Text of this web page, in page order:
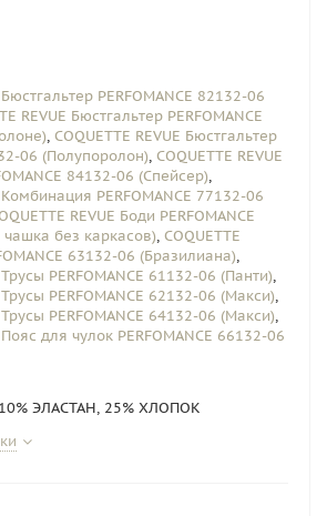
Бюстгальтер PERFOMANCE 82132-06
REVUE Бюстгальтер PERFOMANCE
, COQUETTE REVUE Бюстгальтер
06 (Полупоролон), COQUETTE REVUE
84132-06 (Спейсер),
Комбинация PERFOMANCE 77132-06
REVUE Боди PERFOMANCE
без каркасов), COQUETTE
63132-06 (Бразилиана),
Трусы PERFOMANCE 61132-06 (Панти),
Трусы PERFOMANCE 62132-06 (Макси),
Трусы PERFOMANCE 64132-06 (Макси),
Пояс для чулок PERFOMANCE 66132-06
ЭЛАСТАН, 25% ХЛОПОК